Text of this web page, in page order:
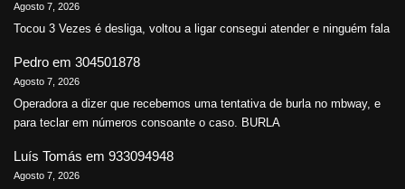
Agosto 7, 2026
Tocou 3 Vezes é desliga, voltou a ligar consegui atender e ninguém fala
Pedro em 304501878
Agosto 7, 2026
Operadora a dizer que recebemos uma tentativa de burla no mbway, e
para teclar em números consoante o caso. BURLA
Luís Tomás em 933094948
Agosto 7, 2026